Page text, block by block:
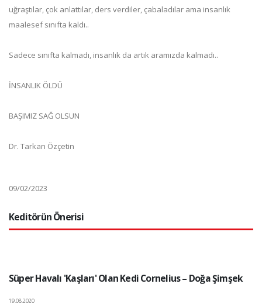
uğraştılar, çok anlattılar, ders verdiler, çabaladılar ama insanlık
maalesef sınıfta kaldı..
Sadece sınıfta kalmadı, insanlık da artık aramızda kalmadı..
İNSANLIK ÖLDÜ
BAŞIMIZ SAĞ OLSUN
Dr. Tarkan Özçetin
09/02/2023
Keditörün Önerisi
Süper Havalı 'Kaşları' Olan Kedi Cornelius – Doğa Şimşek
19.08.2020